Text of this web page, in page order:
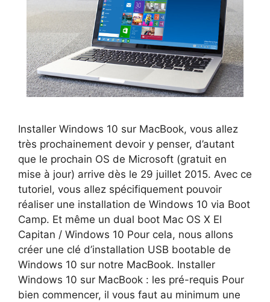
Installer Windows 10 sur MacBook, vous allez
très prochainement devoir y penser, d’autant
que le prochain OS de Microsoft (gratuit en
mise à jour) arrive dès le 29 juillet 2015. Avec ce
tutoriel, vous allez spécifiquement pouvoir
réaliser une installation de Windows 10 via Boot
Camp. Et même un dual boot Mac OS X El
Capitan / Windows 10 Pour cela, nous allons
créer une clé d’installation USB bootable de
Windows 10 sur notre MacBook. Installer
Windows 10 sur MacBook : les pré-requis Pour
bien commencer, il vous faut au minimum une